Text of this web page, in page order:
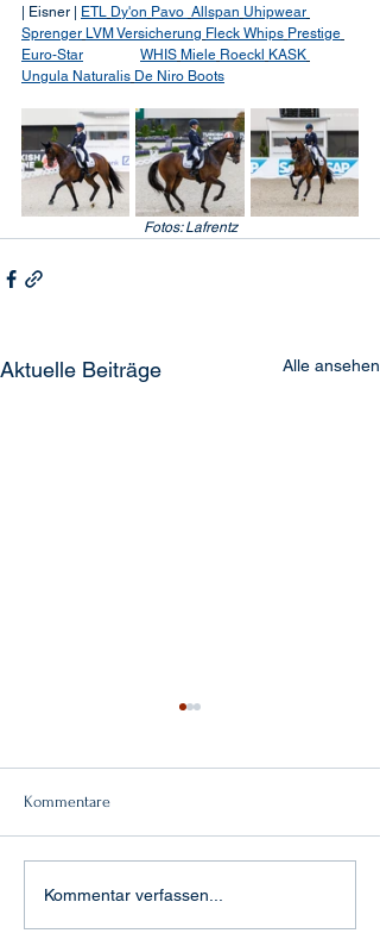
| Eisner |
ETL Dy'on Pavo Allspan Uhipwear
Sprenger LVM Versicherung Fleck Whips Prestige
Euro-Star
WHIS Miele Roeckl KASK
Ungula Naturalis De Niro Boots
Fotos: Lafrentz
Aktuelle Beiträge Alle ansehen
"Feuertaufe" in Aachen
Kommentare
Kommentar verfassen...